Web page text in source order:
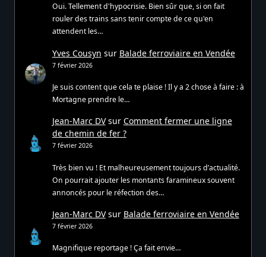
Oui. Tellement d'hypocrisie. Bien sûr que, si on fait
rouler des trains sans tenir compte de ce qu'en
attendent les…
Yves Cousyn sur Balade ferroviaire en Vendée
7 février 2026
Je suis content que cela te plaise ! Il y a 2 chose à faire : à
Mortagne prendre le…
Jean-Marc DVsur Comment fermer une ligne
de chemin de fer ?
7 février 2026
Très bien vu ! Et malheureusement toujours d’actualité.
On pourrait ajouter les montants faramineux souvent
annoncés pour le réfection des…
Jean-Marc DVsur Balade ferroviaire en Vendée
7 février 2026
Magnifique reportage ! Ça fait envie…